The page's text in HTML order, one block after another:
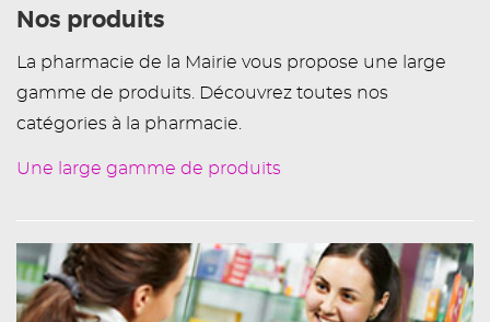
Nos produits
La pharmacie de la Mairie vous propose une large
gamme de produits. Découvrez toutes nos
catégories à la pharmacie.
Une large gamme de produits